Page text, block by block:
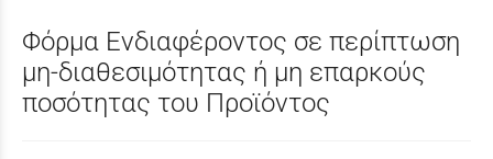
Φόρμα Ενδιαφέροντος σε περίπτωση
μη-διαθεσιμότητας ή μη επαρκούς
ποσότητας του Προϊόντος